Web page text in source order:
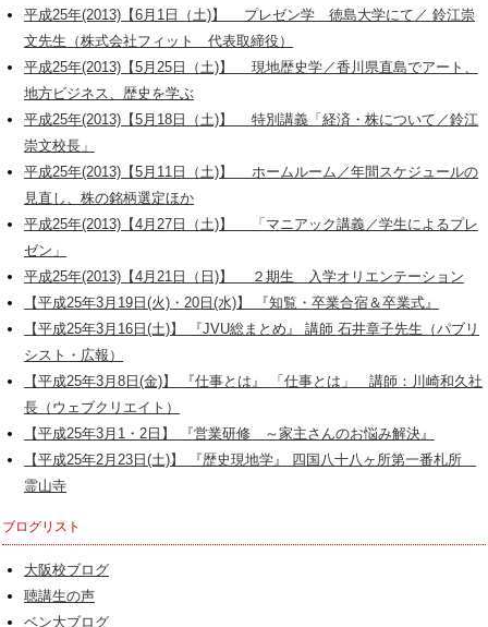
平成25年(2013)【6月1日（土)】 プレゼン学 徳島大学にて／ 鈴江崇
文先生（株式会社フィット 代表取締役）
平成25年(2013)【5月25日（土)】 現地歴史学／香川県直島でアート、
地方ビジネス、歴史を学ぶ
平成25年(2013)【5月18日（土)】 特別講義「経済・株について／鈴江
崇文校長」
平成25年(2013)【5月11日（土)】 ホームルーム／年間スケジュールの
見直し、株の銘柄選定ほか
平成25年(2013)【4月27日（土)】 「マニアック講義／学生によるプレ
ゼン」
平成25年(2013)【4月21日（日)】 ２期生 入学オリエンテーション
【平成25年3月19日(火)・20日(水)】 『知覧・卒業合宿＆卒業式』
【平成25年3月16日(土)】 『JVU総まとめ』 講師 石井章子先生（パブリ
シスト・広報）
【平成25年3月8日(金)】 『仕事とは』 「仕事とは」 講師：川崎和久社
長（ウェブクリエイト）
【平成25年3月1・2日】 『営業研修 ～家主さんのお悩み解決』
【平成25年2月23日(土)】 『歴史現地学』 四国八十八ヶ所第一番札所
霊山寺
ブログリスト
大阪校ブログ
聴講生の声
ベン大ブログ